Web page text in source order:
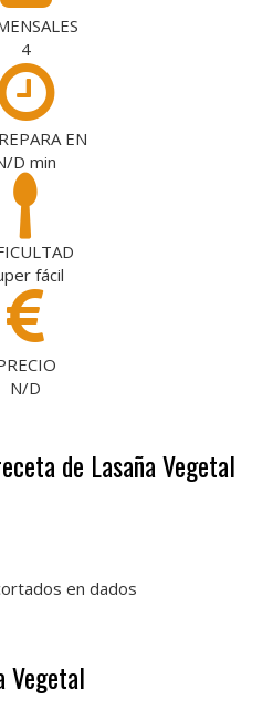
4
EN
D min
fácil
N/D
de Lasaña Vegetal
en dados
Vegetal